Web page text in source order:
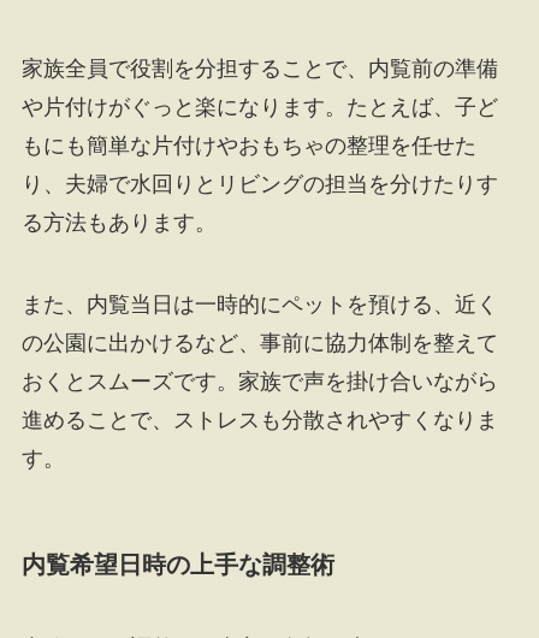
家族全員で役割を分担することで、内覧前の準備
や片付けがぐっと楽になります。たとえば、子ど
もにも簡単な片付けやおもちゃの整理を任せた
り、夫婦で水回りとリビングの担当を分けたりす
る方法もあります。
また、内覧当日は一時的にペットを預ける、近く
の公園に出かけるなど、事前に協力体制を整えて
おくとスムーズです。家族で声を掛け合いながら
進めることで、ストレスも分散されやすくなりま
す。
内覧希望日時の上手な調整術